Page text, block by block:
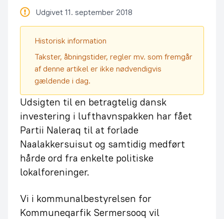
Udgivet 11. september 2018
Historisk information
Takster, åbningstider, regler mv. som fremgår
af denne artikel er ikke nødvendigvis
gældende i dag.
Udsigten til en betragtelig dansk
investering i lufthavnspakken har fået
Partii Naleraq til at forlade
Naalakkersuisut og samtidig medført
hårde ord fra enkelte politiske
lokalforeninger.
Vi i kommunalbestyrelsen for
Kommuneqarfik Sermersooq vil